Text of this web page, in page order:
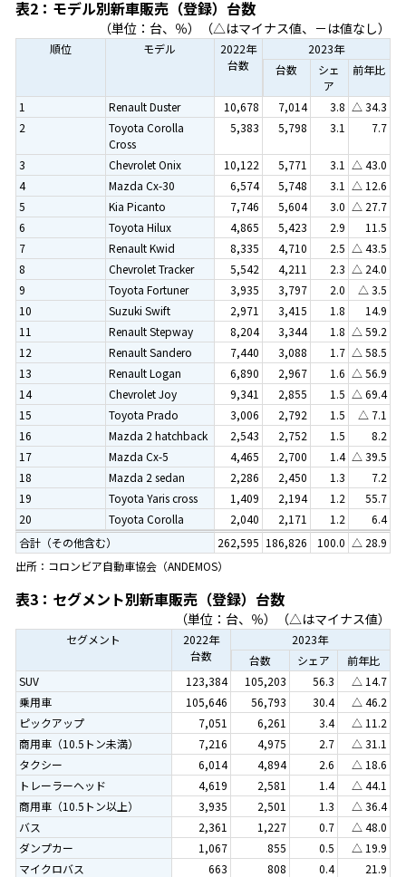
表2：モデル別新車販売（登録）台数
（単位：台、％）（△はマイナス値、－は値なし）
順位 モデル
2022年
台数
2023年
台数
シェ
ア
前年比
1 Renault Duster 10,678 7,014 3.8 △ 34.3
2
Toyota Corolla
Cross
5,383 5,798 3.1 7.7
3 Chevrolet Onix 10,122 5,771 3.1
△ 43.0
4
Mazda Cx-30 6,574 5,748 3.1
△ 12.6
5
Kia Picanto 7,746 5,604 3.0 △ 27.7
6
Toyota Hilux 4,865 5,423 2.9
11.5
7
Renault Kwid 8,335 4,710 2.5 △ 43.5
8
Chevrolet Tracker 5,542 4,211 2.3 △ 24.0
9
Toyota Fortuner 3,935 3,797 2.0
△ 3.5
10
Suzuki Swift 2,971 3,415 1.8
14.9
11
Renault Stepway 8,204 3,344 1.8 △ 59.2
12
Renault Sandero 7,440 3,088 1.7 △ 58.5
13
Renault Logan 6,890 2,967 1.6 △ 56.9
14
Chevrolet Joy 9,341 2,855 1.5 △ 69.4
15
Toyota Prado 3,006 2,792 1.5
△ 7.1
16
Mazda 2 hatchback 2,543 2,752 1.5
8.2
17
Mazda Cx-5 4,465 2,700 1.4 △ 39.5
18
Mazda 2 sedan 2,286 2,450 1.3
7.2
19
Toyota Yaris cross 1,409 2,194 1.2
55.7
20
Toyota Corolla 2,040 2,171 1.2
6.4
合計（その他含む）
262,595 186,826 100.0 △ 28.9
出所：コロンビア自動車協会（ANDEMOS）
表3：セグメント別新車販売（登録）台数
（単位：台、％）（△はマイナス値）
セグメント
2022年
台数
2023年
台数
シェア
前年比
SUV
123,384 105,203 56.3
△ 14.7
乗用車
105,646 56,793 30.4
△ 46.2
ピックアップ
7,051 6,261 3.4
△ 11.2
商用車（10.5トン未満）
7,216 4,975 2.7
△ 31.1
タクシー
6,014 4,894 2.6
△ 18.6
トレーラーヘッド
4,619 2,581 1.4
△ 44.1
商用車（10.5トン以上）
3,935 2,501 1.3
△ 36.4
バス
2,361 1,227 0.7
△ 48.0
ダンプカー
1,067 855 0.5
△ 19.9
マイクロバス
663 808 0.4
21.9